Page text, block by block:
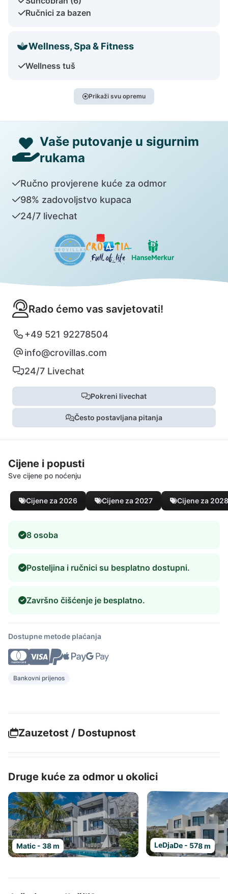
Ručnici za bazen
Wellness, Spa & Fitness
Wellness tuš
Prikaži svu opremu
Vaše putovanje u sigurnim
rukama
Ručno provjerene kuće za odmor
98% zadovoljstvo kupaca
24/7 livechat
Rado ćemo vas savjetovati!
+49 521 92278504
info@crovillas.com
24/7 Livechat
Pokreni livechat
Često postavljana pitanja
Cijene i popusti
Sve cijene po noćenju
Cijene za 2026 Cijene za 2027 Cijene za 2028
8 osoba
Posteljina i ručnici su besplatno dostupni.
Završno čišćenje je besplatno.
Dostupne metode plaćanja
Bankovni prijenos
Zauzetost / Dostupnost
Druge kuće za odmor u okolici
Matic - 38 m LeDjaDe - 578 m